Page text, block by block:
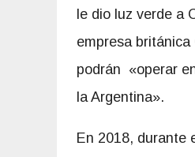
le dio luz verde a
empresa
podrán «operar
la Argentina».
En 2018, durante